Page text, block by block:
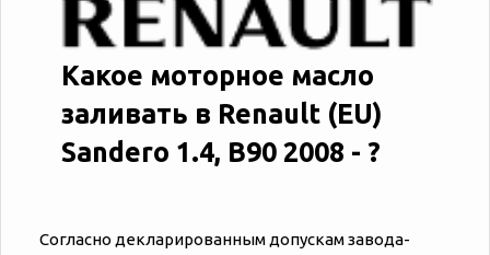
Какое моторное масло
заливать в Renault (EU)
Sandero 1.4, B90 2008 - ?
Согласно декларированным допускам завода-